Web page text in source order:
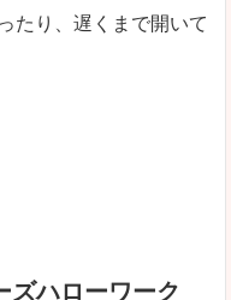
たり、遅くまで開いて
ズハローワーク